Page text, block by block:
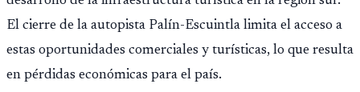
El cierre de la autopista Palín-Escuintla limita el acceso a
estas oportunidades comerciales y turísticas, lo que resulta
en pérdidas económicas para el país.